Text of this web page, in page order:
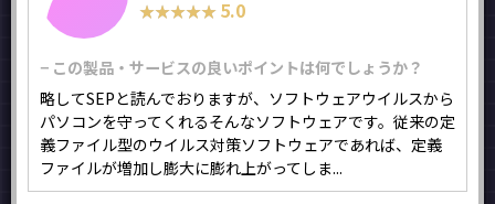
★★★★★
★★★★★ 5.0
− この製品・サービスの良いポイントは何でしょうか？
略してSEPと読んでおりますが、ソフトウェアウイルスから
パソコンを守ってくれるそんなソフトウェアです。従来の定
義ファイル型のウイルス対策ソフトウェアであれば、定義
ファイルが増加し膨大に膨れ上がってしま...